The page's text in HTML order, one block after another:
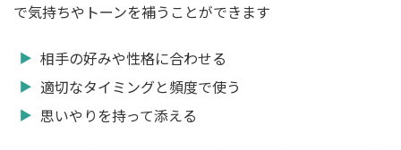
で気持ちやトーンを補うことができます
相手の好みや性格に合わせる
適切なタイミングと頻度で使う
思いやりを持って添える